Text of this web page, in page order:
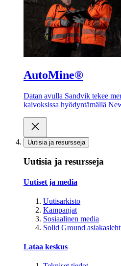
AutoMine®
Datan avulla Sandvik tekee
kaivoksissa hyödyntämällä
Uutisia ja resursseja
Uutisia ja resursseja
Uutiset ja media
Uutisarkisto
Kampanjat
Sosiaalinen media
Solid Ground
Lataa keskus